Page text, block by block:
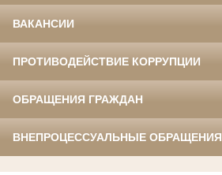
ВАКАНСИИ
ПРОТИВОДЕЙСТВИЕ КОРРУПЦИИ
ОБРАЩЕНИЯ ГРАЖДАН
ВНЕПРОЦЕССУАЛЬНЫЕ ОБРАЩЕНИЯ